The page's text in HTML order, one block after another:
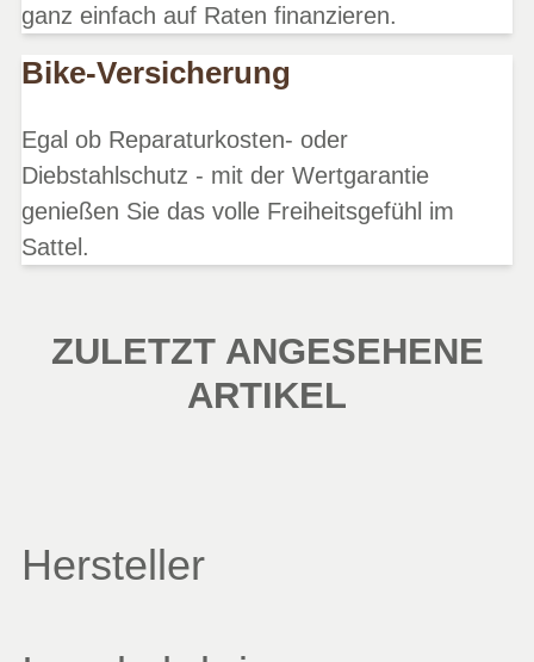
ganz einfach auf Raten finanzieren.
Bike-Versicherung
Egal ob Reparaturkosten- oder
Diebstahlschutz - mit der Wertgarantie
genießen Sie das volle Freiheitsgefühl im
Sattel.
ZULETZT ANGESEHENE
ARTIKEL
Hersteller